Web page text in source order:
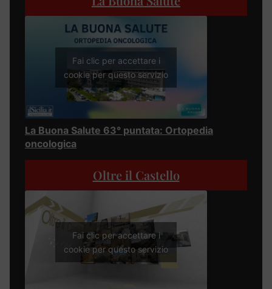
Fai clic per accettare i
cookie per questo servizio
La Buona Salute 63° puntata: Ortopedia
oncologica
Oltre il Castello
Fai clic per accettare i
cookie per questo servizio